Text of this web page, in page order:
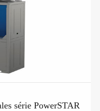
série PowerSTAR